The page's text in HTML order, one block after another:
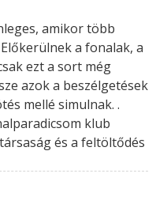
amikor több
a fonalak, a
ezt a sort még
azok a beszélgetések
mellé simulnak. .
klub
és a feltöltődés